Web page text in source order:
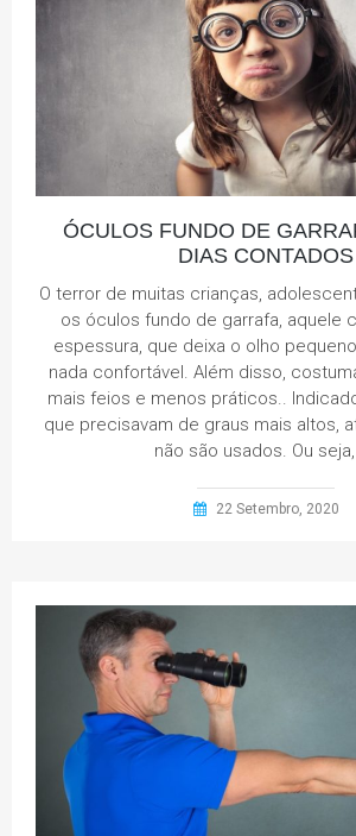
ÓCULOS FUNDO DE
DIAS CONTADOS
O terror de muitas crianças,
os óculos fundo de garrafa, aquele
espessura, que deixa o olho
nada confortável. Além disso,
mais feios e menos práticos..
que precisavam de graus mais altos,
não são usados. Ou seja,
22 Setembro, 2020